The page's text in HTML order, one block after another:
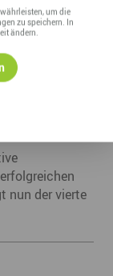
nun der vierte
um die
zu speichern. In
ändern.